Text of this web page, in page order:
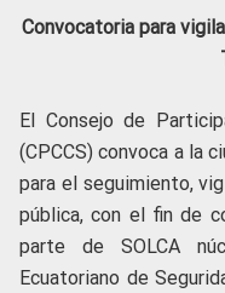
Convocatoria para
El Consejo de
(CPCCS) convoca a la
para el seguimiento,
pública, con el fin de
parte de SOLCA
Ecuatoriano de